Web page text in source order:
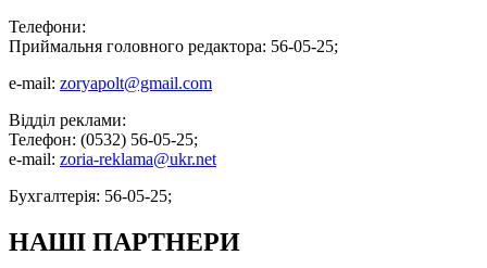
Телефони:
Приймальня головного редактора: 56-05-25;
e-mail: zoryapolt@gmail.com
Відділ реклами:
Телефон: (0532) 56-05-25;
e-mail: zoria-reklama@ukr.net
Бухгалтерія: 56-05-25;
НАШІ ПАРТНЕРИ